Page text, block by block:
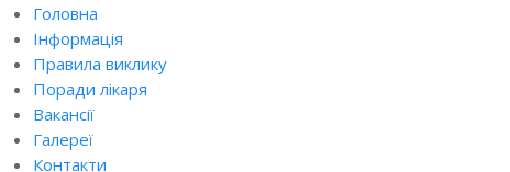
Головна
Інформація
Правила виклику
Поради лікаря
Вакансії
Галереї
Контакти